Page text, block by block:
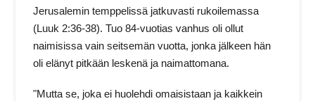
Jerusalemin temppelissä jatkuvasti rukoilemassa
(Luuk 2:36-38). Tuo 84-vuotias vanhus oli ollut
naimisissa vain seitsemän vuotta, jonka jälkeen hän
oli elänyt pitkään leskenä ja naimattomana.
"Mutta se, joka ei huolehdi omaisistaan ja kaikkein